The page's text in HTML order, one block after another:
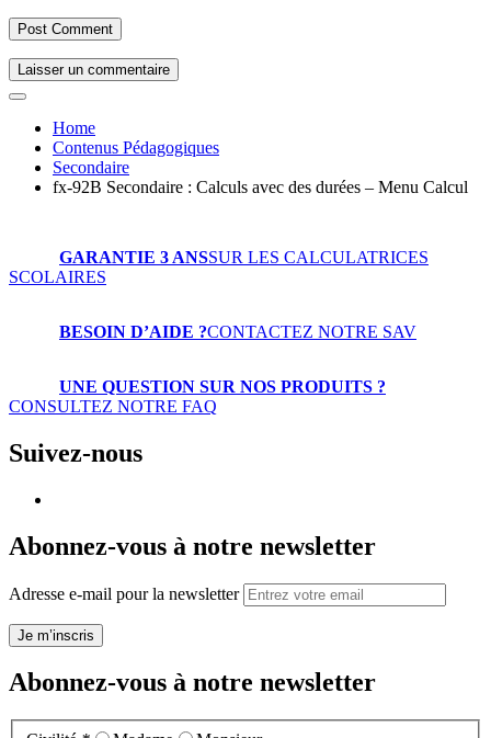
Laisser un commentaire
Home
Contenus Pédagogiques
Secondaire
fx-92B Secondaire : Calculs avec des durées – Menu Calcul
GARANTIE 3 ANSSUR LES CALCULATRICES
SCOLAIRES
BESOIN D’AIDE ?CONTACTEZ NOTRE SAV
UNE QUESTION SUR NOS PRODUITS ?
CONSULTEZ NOTRE FAQ
Suivez-nous
Abonnez-vous à notre newsletter
Adresse e-mail pour la newsletter
Je m’inscris
Abonnez-vous à notre newsletter